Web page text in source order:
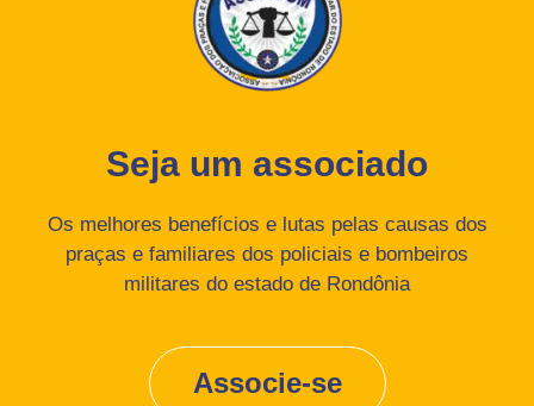
Seja um associado
Os melhores benefícios e lutas pelas causas dos
praças e familiares dos policiais e bombeiros
militares do estado de Rondônia
Associe-se